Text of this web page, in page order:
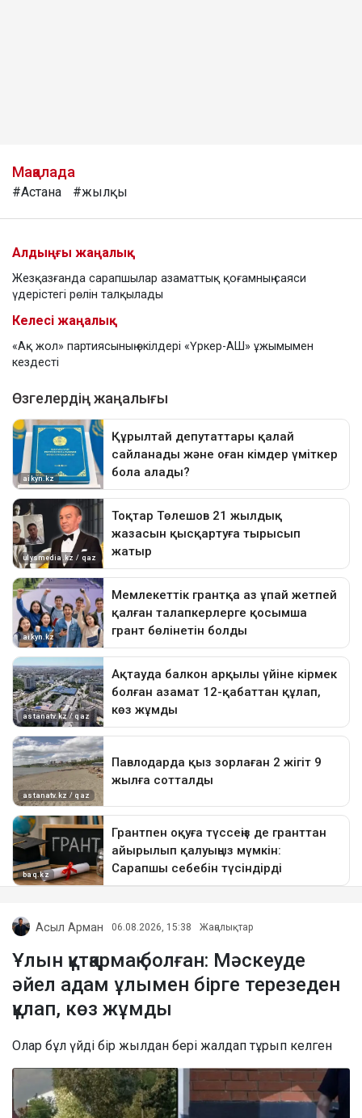
Мақалада
#Астана #жылқы
Алдыңғы жаңалық
Жезқазғанда сарапшылар азаматтық қоғамның саяси
үдерістегі рөлін талқылады
Келесі жаңалық
«Ақ жол» партиясының өкілдері «Үркер-АШ» ұжымымен
кездесті
Асыл Арман 06.08.2026, 15:38 Жаңалықтар
Ұлын құтқармақ болған: Мәскеуде
әйел адам ұлымен бірге терезеден
құлап, көз жұмды
Олар бұл үйді бір жылдан бері жалдап тұрып келген